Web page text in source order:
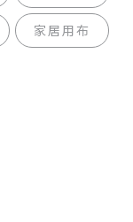
家居用布